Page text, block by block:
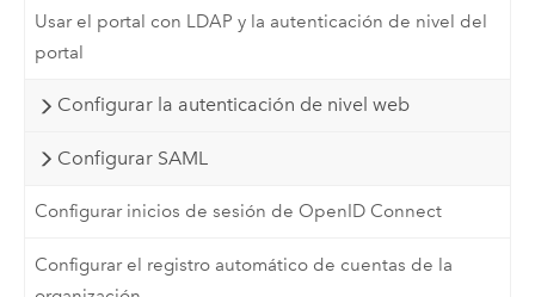
Usar el portal con LDAP y la autenticación de nivel del
portal
Configurar la autenticación de nivel web
Configurar SAML
Configurar inicios de sesión de OpenID Connect
Configurar el registro automático de cuentas de la